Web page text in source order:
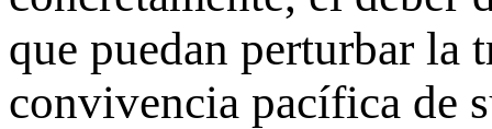
que puedan perturbar
convivencia pacífica de